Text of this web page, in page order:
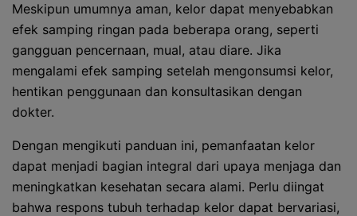
Meskipun umumnya aman, kelor dapat menyebabkan
efek samping ringan pada beberapa orang, seperti
gangguan pencernaan, mual, atau diare. Jika
mengalami efek samping setelah mengonsumsi kelor,
hentikan penggunaan dan konsultasikan dengan
dokter.
Dengan mengikuti panduan ini, pemanfaatan kelor
dapat menjadi bagian integral dari upaya menjaga dan
meningkatkan kesehatan secara alami. Perlu diingat
bahwa respons tubuh terhadap kelor dapat bervariasi,